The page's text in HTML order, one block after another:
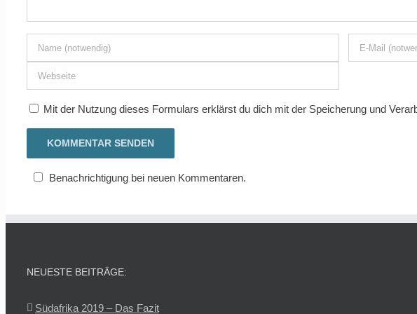
Mit der Nutzung dieses Formulars erklärst du dich mit der Speicherung und
Benachrichtigung bei neuen Kommentaren.
NEUESTE BEITRÄGE:
Südafrika 2019 – Das Fazit